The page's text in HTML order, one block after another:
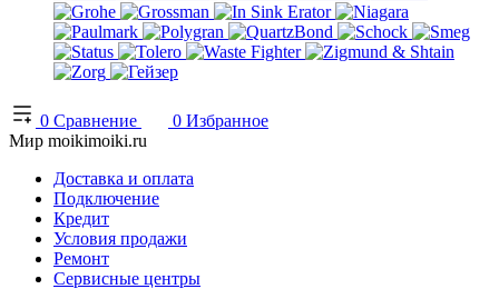
0 Сравнение 0 Избранное
Мир moikimoiki.ru
Доставка и оплата
Подключение
Кредит
Условия продажи
Ремонт
Сервисные центры